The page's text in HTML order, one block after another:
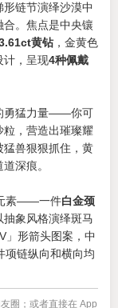
形链节演绎沙漠中
。焦点是中央镶
黄钻，金黄色
计，呈现4种佩戴
勇猛力量——你可
粒，营造出璀璨耀
猛兽狠狠抓住，黄
深痕。
素——一件白金颈
象风格演绎斑马
」形箭头图案，中
项链纵向和横向均
圈；或者直接在 App